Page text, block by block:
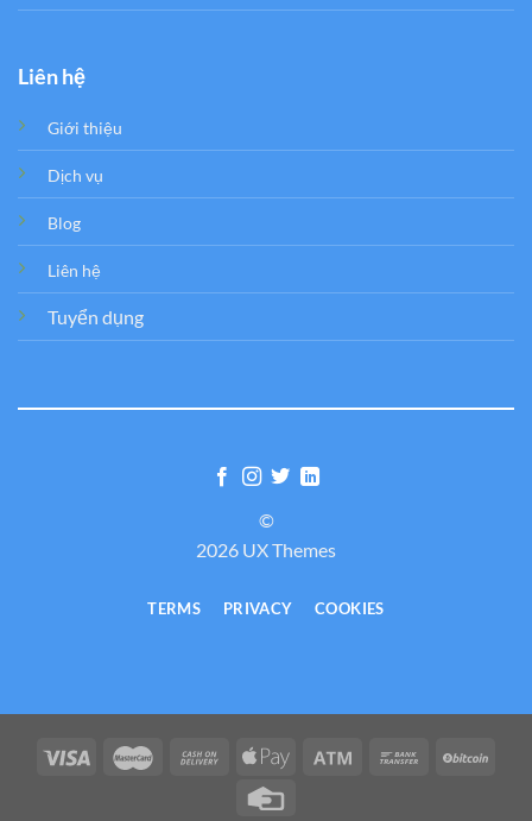
Liên hệ
Giới thiệu
Dịch vụ
Blog
Liên hệ
Tuyển dụng
©
2026 UX Themes
TERMS PRIVACY COOKIES